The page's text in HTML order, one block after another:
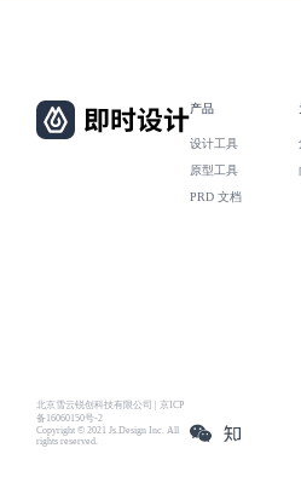
北京雪云锐创科技有限公司 | 京ICP
备16060150号-2
Copyright © 2021 Js.Design Inc. All
rights reserved.
产品
设计工具
原型工具
PRD 文档